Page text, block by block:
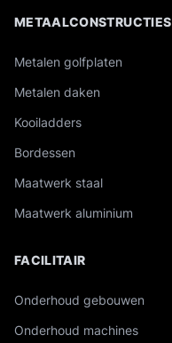
METAALCONSTRUCTIES
Metalen golfplaten
Metalen daken
Kooiladders
Bordessen
Maatwerk staal
Maatwerk aluminium
FACILITAIR
Onderhoud gebouwen
Onderhoud machines